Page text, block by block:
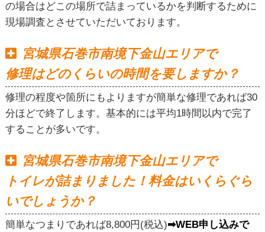
の場合はどこの場所で詰まっているかを判断するために
現場調査とさせていただいております。
宮城県石巻市南境下金山エリアで
修理はどのくらいの時間を要しますか？
修理の程度や箇所にもよりますが簡単な修理であれば30
分ほどで終了します。基本的には平均1時間以内で完了
することが多いです。
宮城県石巻市南境下金山エリアで
トイレが詰まりました！料金はいくらぐら
いでしょうか？
簡単なつまりであれば8,800円(税込)➡WEB申し込みで